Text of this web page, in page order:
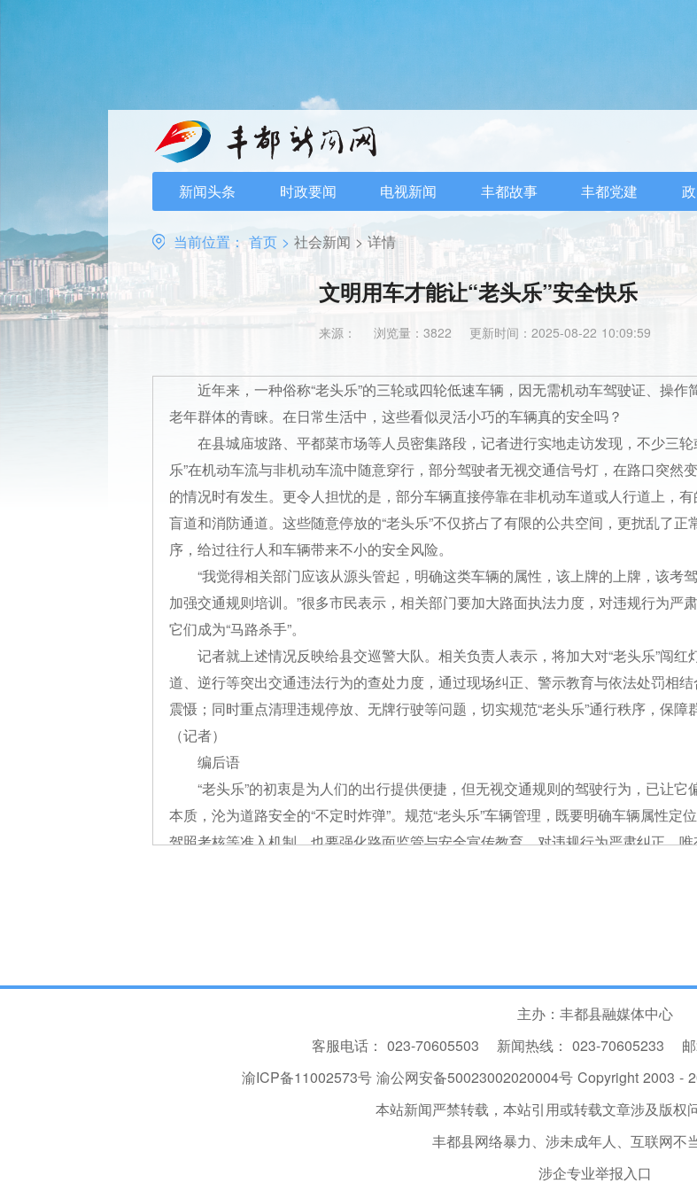
新闻头条 时政要闻 电视新闻 丰都故事 丰都党建
当前位置：首页 > 社会新闻 > 详情
文明用车才能让“老头乐”安全快乐
来源： 浏览量：3822 更新时间：2025-08-22 10:09:59
近年来，一种俗称“老头乐”的三轮或四轮低速车辆，因无需机动车驾驶证、操作
老年群体的青睐。在日常生活中，这些看似灵活小巧的车辆真的安全吗？
在县城庙坡路、平都菜市场等人员密集路段，记者进行实地走访发现，不少三轮
乐”在机动车流与非机动车流中随意穿行，部分驾驶者无视交通信号灯，在路口突然
的情况时有发生。更令人担忧的是，部分车辆直接停靠在非机动车道或人行道上，
盲道和消防通道。这些随意停放的“老头乐”不仅挤占了有限的公共空间，更扰乱了正
序，给过往行人和车辆带来不小的安全风险。
“我觉得相关部门应该从源头管起，明确这类车辆的属性，该上牌的上牌，该考
加强交通规则培训。”很多市民表示，相关部门要加大路面执法力度，对违规行为严
它们成为“马路杀手”。
记者就上述情况反映给县交巡警大队。相关负责人表示，将加大对“老头乐”闯红
道、逆行等突出交通违法行为的查处力度，通过现场纠正、警示教育与依法处罚相
震慑；同时重点清理违规停放、无牌行驶等问题，切实规范“老头乐”通行秩序，保障
（记者）
编后语
“老头乐”的初衷是为人们的出行提供便捷，但无视交通规则的驾驶行为，已让它
本质，沦为道路安全的“不定时炸弹”。规范“老头乐”车辆管理，既要明确车辆属性定位
驾照考核等准入机制，也要强化路面监管与安全宣传教育，对违规行为严肃纠正。
主办：丰都县融媒体中心
客服电话： 023-70605503 新闻热线： 023-70605233
渝ICP备11002573号 渝公网安备50023002020004号 Copyright 2003 -
本站新闻严禁转载，本站引用或转载文章涉及版权
丰都县网络暴力、涉未成年人、互联网不
涉企专业举报入口